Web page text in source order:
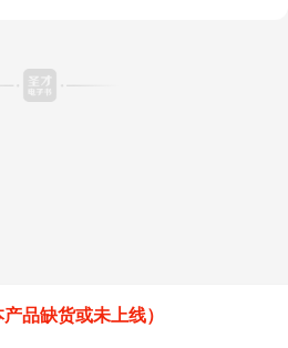
品缺货或未上线）